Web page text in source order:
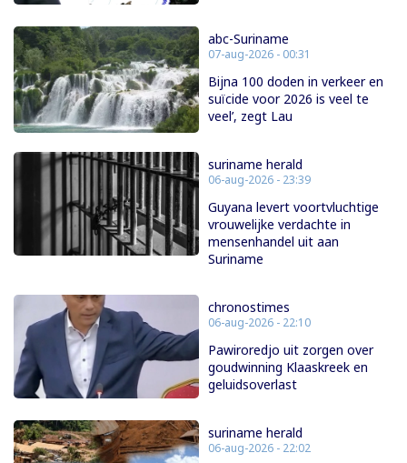
abc-Suriname
07-aug-2026 - 00:31
Bijna 100 doden in verkeer en
suïcide voor 2026 is veel te
veel’, zegt Lau
suriname herald
06-aug-2026 - 23:39
Guyana levert voortvluchtige
vrouwelijke verdachte in
mensenhandel uit aan
Suriname
chronostimes
06-aug-2026 - 22:10
Pawiroredjo uit zorgen over
goudwinning Klaaskreek en
geluidsoverlast
suriname herald
06-aug-2026 - 22:02